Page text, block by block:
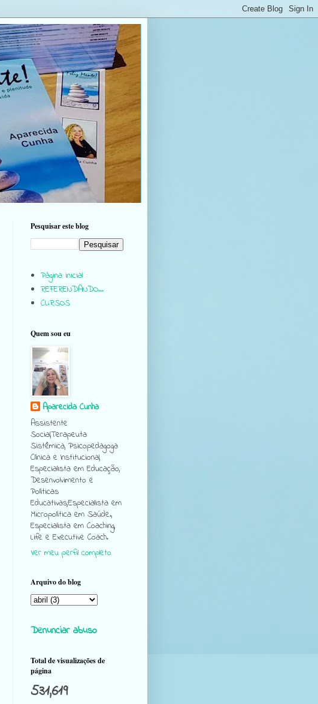
Pesquisar este blog
Página inicial
REFERENDANDO...
CURSOS
Quem sou eu
Aparecida Cunha
Assistente
Social,Terapeuta
Sistêmica, Psicopedagoga
Clínica e Institucional,
Especialista em Educação,
Desenvolvimento e
Políticas
Educativas;Especialista em
Micropolítica em Saúde.,
Especialista em Coaching,
Life e Executive Coach.
Ver meu perfil completo
Arquivo do blog
Denunciar abuso
Total de visualizações de
página
531,619